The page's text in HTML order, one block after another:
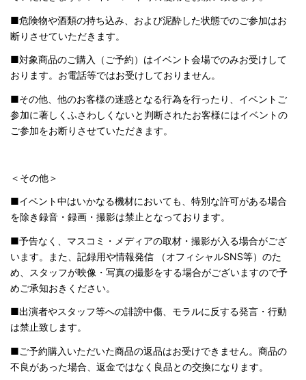
■危険物や酒類の持ち込み、および泥酔した状態でのご参加はお
断りさせていただきます。
■対象商品のご購入（ご予約）はイベント会場でのみお受けして
おります。お電話等ではお受けしておりません。
■その他、他のお客様の迷惑となる行為を行ったり、イベントご
参加に著しくふさわしくないと判断されたお客様にはイベントの
ご参加をお断りさせていただきます。
＜その他＞
■イベント中はいかなる機材においても、特別な許可がある場合
を除き録音・録画・撮影は禁止となっております。
■予告なく、マスコミ・メディアの取材・撮影が入る場合がござ
います。また、記録用や情報発信 （オフィシャルSNS等）のた
め、スタッフが映像・写真の撮影をする場合がございますので予
めご承知おきください。
■出演者やスタッフ等への誹謗中傷、モラルに反する発言・行動
は禁止致します。
■ご予約購入いただいた商品の返品はお受けできません。商品の
不良があった場合、返金ではなく良品との交換になります。